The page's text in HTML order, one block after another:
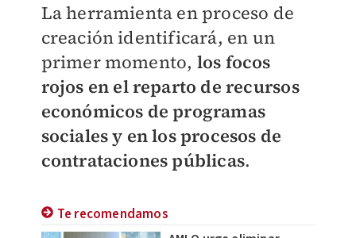
La herramienta en proceso de
creación identificará, en un
primer momento, los focos
rojos en el reparto de recursos
económicos de programas
sociales y en los procesos de
contrataciones públicas.
Te recomendamos